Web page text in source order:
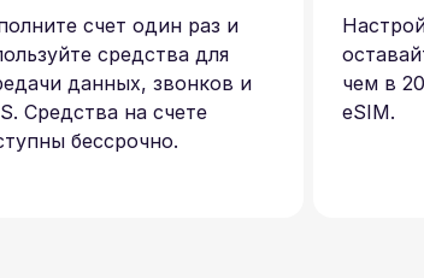
счет один раз и
средства для
данных, звонков и
Средства на счете
бессрочно.
чем в
eSIM.